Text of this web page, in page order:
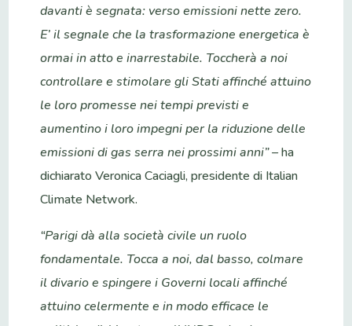
davanti è segnata: verso emissioni nette zero.
E’ il segnale che la trasformazione energetica è
ormai in atto e inarrestabile. Toccherà a noi
controllare e stimolare gli Stati affinché attuino
le loro promesse nei tempi previsti e
aumentino i loro impegni per la riduzione delle
emissioni di gas serra nei prossimi anni” –ha
dichiarato Veronica Caciagli, presidente di Italian
Climate Network.
“Parigi dà alla società civile un ruolo
fondamentale. Tocca a noi, dal basso, colmare
il divario e spingere i Governi locali affinché
attuino celermente e in modo efficace le